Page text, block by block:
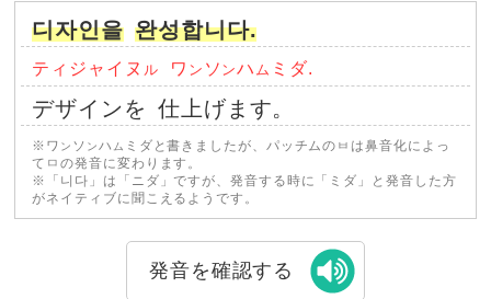
디자인을 완성합니다.
ティジャイヌ ル ワ ン ソ ンハ ム ミダ.
デザインを 仕上げます。
※ワ ン ソ ンハ ム ミダと書きましたが、パッチムのㅂは鼻音化によっ
てㅁの発音に変わります。
※「니다」は「ニダ」ですが、発音する時に「ミダ」と発音した方
がネイティブに聞こえるようです。
発音を確認する